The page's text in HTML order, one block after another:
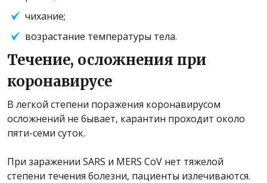
чихание;
возрастание температуры тела.
Течение, осложнения при
коронавирусе
В легкой степени поражения коронавирусом
осложнений не бывает, карантин проходит около
пяти-семи суток.
При заражении SARS и MERS CoV нет тяжелой
степени течения болезни, пациенты излечиваются.